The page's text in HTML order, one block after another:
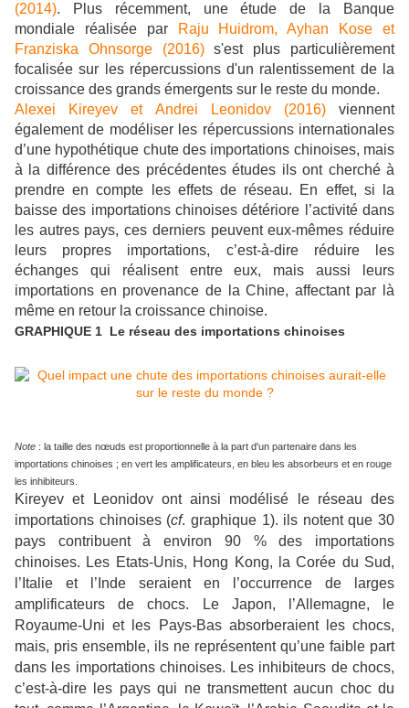
(2014). Plus récemment, une étude de la Banque
mondiale réalisée parRaju Huidrom, Ayhan Kose et
Franziska Ohnsorge (2016)s'est plus particulièrement
focalisée sur les répercussions d'un ralentissement de la
croissance des grands émergents sur le reste du monde.
Alexei Kireyev et Andrei Leonidov (2016) viennent
également de modéliser les répercussions internationales
d’une hypothétique chute des importations chinoises, mais
à la différence des précédentes études ils ont cherché à
prendre en compte les effets de réseau. En effet, si la
baisse des importations chinoises détériore l’activité dans
les autres pays, ces derniers peuvent eux-mêmes réduire
leurs propres importations, c’est-à-dire réduire les
échanges qui réalisent entre eux, mais aussi leurs
importations en provenance de la Chine, affectant par là
même en retour la croissance chinoise.
GRAPHIQUE 1 Le réseau des importations chinoises
Note : la taille des nœuds est proportionnelle à la part d'un partenaire dans les
importations chinoises ; en vert les amplificateurs, en bleu les absorbeurs et en rouge
les inhibiteurs.
Kireyev et Leonidov ont ainsi modélisé le réseau des
importations chinoises (cf. graphique 1). ils notent que 30
pays contribuent à environ 90 % des importations
chinoises. Les Etats-Unis, Hong Kong, la Corée du Sud,
l’Italie et l’Inde seraient en l’occurrence de larges
amplificateurs de chocs. Le Japon, l’Allemagne, le
Royaume-Uni et les Pays-Bas absorberaient les chocs,
mais, pris ensemble, ils ne représentent qu’une faible part
dans les importations chinoises. Les inhibiteurs de chocs,
c’est-à-dire les pays qui ne transmettent aucun choc du